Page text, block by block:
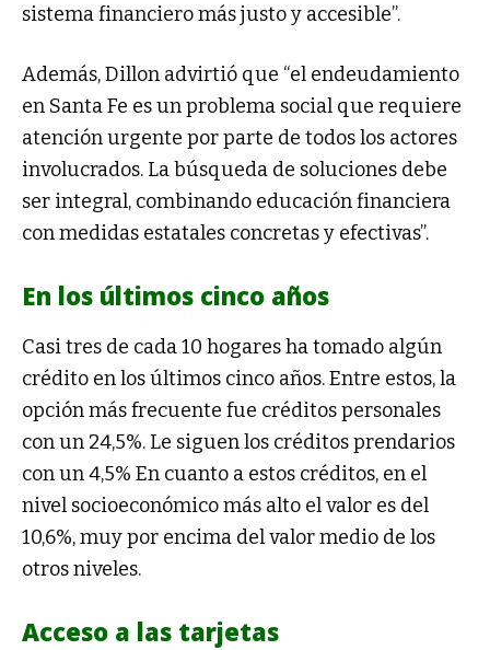
sistema financiero más justo y accesible”.
Además, Dillon advirtió que “el endeudamiento
en Santa Fe es un problema social que requiere
atención urgente por parte de todos los actores
involucrados. La búsqueda de soluciones debe
ser integral, combinando educación financiera
con medidas estatales concretas y efectivas”.
En los últimos cinco años
Casi tres de cada 10 hogares ha tomado algún
crédito en los últimos cinco años. Entre estos, la
opción más frecuente fue créditos personales
con un 24,5%. Le siguen los créditos prendarios
con un 4,5% En cuanto a estos créditos, en el
nivel socioeconómico más alto el valor es del
10,6%, muy por encima del valor medio de los
otros niveles.
Acceso a las tarjetas